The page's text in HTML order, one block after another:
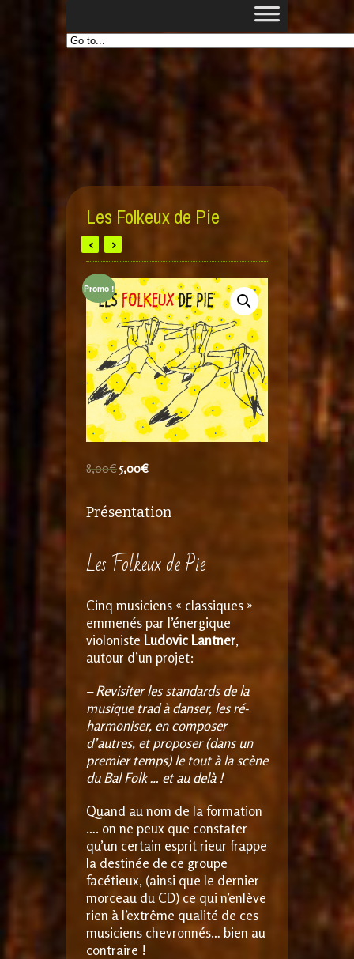
Les Folkeux de Pie
Promo !
8,00€5,00€
Présentation
Les Folkeux de Pie
Cinq musiciens « classiques »
emmenés par l’énergique
violoniste Ludovic Lantner,
autour d’un projet:
– Revisiter les standards de la
musique trad à danser, les ré-
harmoniser, en composer
d’autres, et proposer (dans un
premier temps) le tout à la scène
du Bal Folk … et au delà !
Quand au nom de la formation
…. on ne peux que constater
qu’un certain esprit rieur frappe
la destinée de ce groupe
facétieux, (ainsi que le dernier
morceau du CD) ce qui n’enlève
rien à l’extrême qualité de ces
musiciens chevronnés… bien au
contraire !